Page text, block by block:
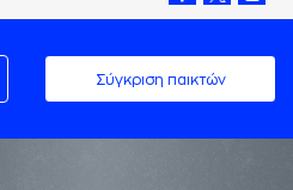
Σύγκριση παικτών